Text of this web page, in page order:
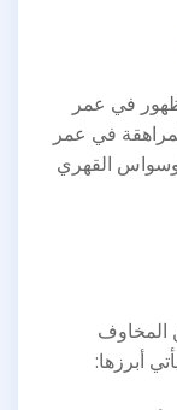
في عمر
في عمر
القهري
المخاوف
أبرزها: